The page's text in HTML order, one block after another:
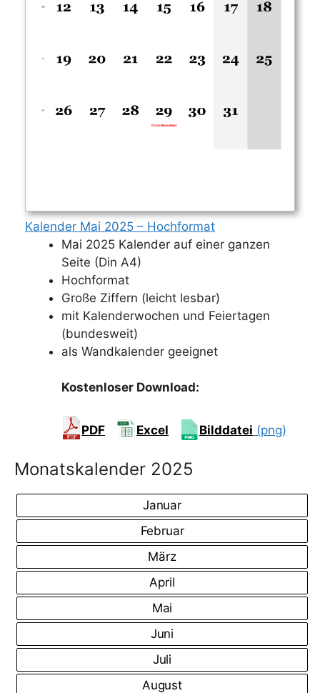
Kalender Mai 2025 – Hochformat
Mai 2025 Kalender auf einer ganzen
Seite (Din A4)
Hochformat
Große Ziffern (leicht lesbar)
mit Kalenderwochen und Feiertagen
(bundesweit)
als Wandkalender geeignet
Kostenloser Download:
PDF Excel Bilddatei (png)
Monatskalender 2025
Januar
Februar
März
April
Mai
Juni
Juli
August